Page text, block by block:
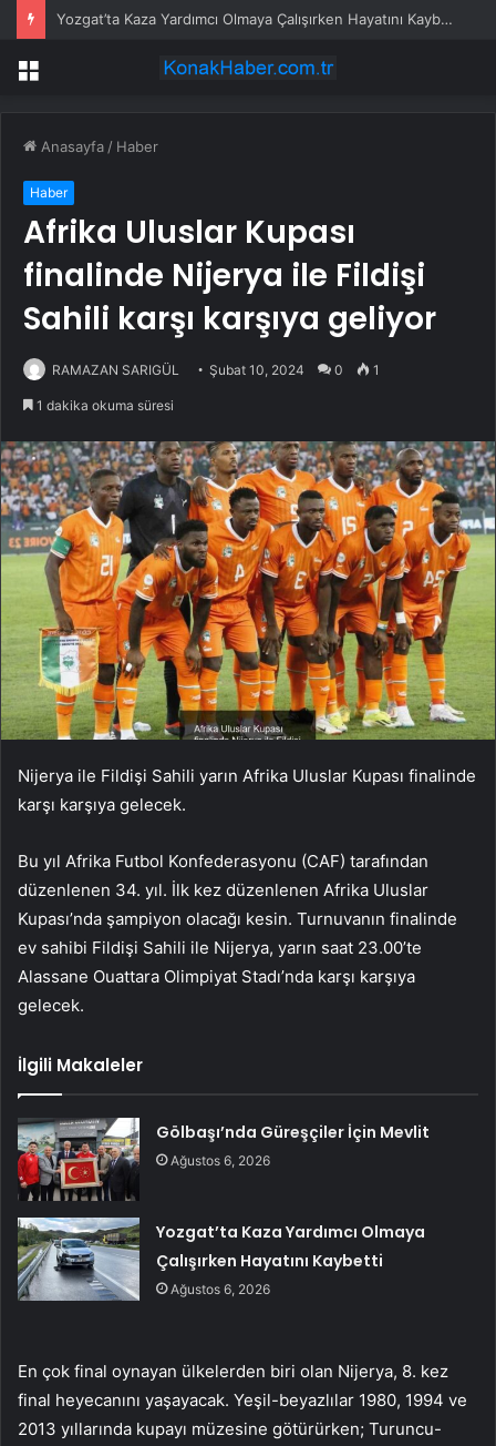
Yozgat’ta Kaza Yardımcı Olmaya Çalışırken Hayatını Kaybetti
Menü
Anasayfa / Haber
Haber
Afrika Uluslar Kupası
finalinde Nijerya ile Fildişi
Sahili karşı karşıya geliyor
RAMAZAN SARIGÜL Şubat 10, 2024 0 1
1 dakika okuma süresi
Nijerya ile Fildişi Sahili yarın Afrika Uluslar Kupası finalinde
karşı karşıya gelecek.
Bu yıl Afrika Futbol Konfederasyonu (CAF) tarafından
düzenlenen 34. yıl. İlk kez düzenlenen Afrika Uluslar
Kupası’nda şampiyon olacağı kesin. Turnuvanın finalinde
ev sahibi Fildişi Sahili ile Nijerya, yarın saat 23.00’te
Alassane Ouattara Olimpiyat Stadı’nda karşı karşıya
gelecek.
İlgili Makaleler
Gölbaşı’nda Güreşçiler İçin Mevlit
Ağustos 6, 2026
Yozgat’ta Kaza Yardımcı Olmaya
Çalışırken Hayatını Kaybetti
Ağustos 6, 2026
En çok final oynayan ülkelerden biri olan Nijerya, 8. kez
final heyecanını yaşayacak. Yeşil-beyazlılar 1980, 1994 ve
2013 yıllarında kupayı müzesine götürürken; Turuncu-